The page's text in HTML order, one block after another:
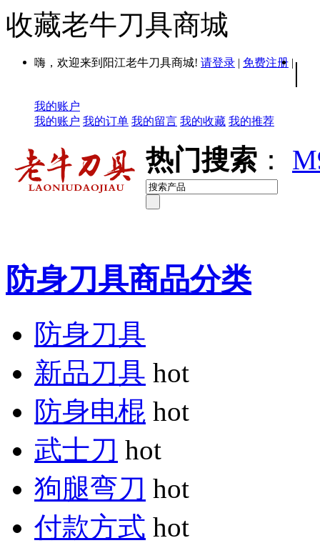
收藏老牛刀具商城
嗨，欢迎来到阳江老牛刀具商城! 请登录 | 免费注册 | |
我的账户
我的账户 我的订单 我的留言 我的收藏 我的推荐
热门搜索 ：
防身刀具商品分类
防身刀具
新品刀具 hot
防身电棍 hot
武士刀 hot
狗腿弯刀 hot
付款方式 hot